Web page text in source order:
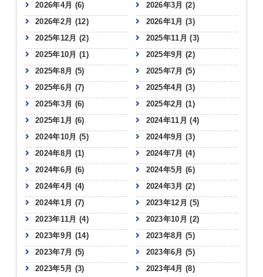
2026年4月 (6) 2026年3月 (2)
2026年2月 (12) 2026年1月 (3)
2025年12月 (2) 2025年11月 (3)
2025年10月 (1) 2025年9月 (2)
2025年8月 (5) 2025年7月 (5)
2025年6月 (7) 2025年4月 (3)
2025年3月 (6) 2025年2月 (1)
2025年1月 (6) 2024年11月 (4)
2024年10月 (5) 2024年9月 (3)
2024年8月 (1) 2024年7月 (4)
2024年6月 (6) 2024年5月 (6)
2024年4月 (4) 2024年3月 (2)
2024年1月 (7) 2023年12月 (5)
2023年11月 (4) 2023年10月 (2)
2023年9月 (14) 2023年8月 (5)
2023年7月 (5) 2023年6月 (5)
2023年5月 (3) 2023年4月 (8)